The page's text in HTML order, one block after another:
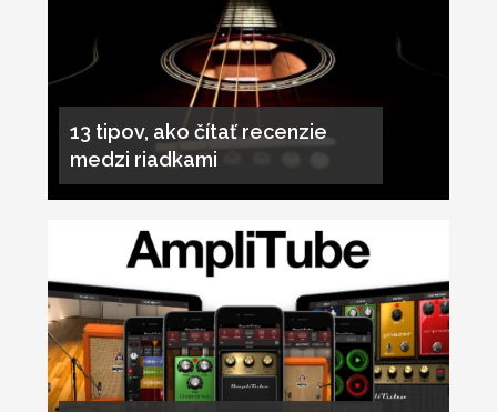
13 tipov, ako čítať recenzie
medzi riadkami